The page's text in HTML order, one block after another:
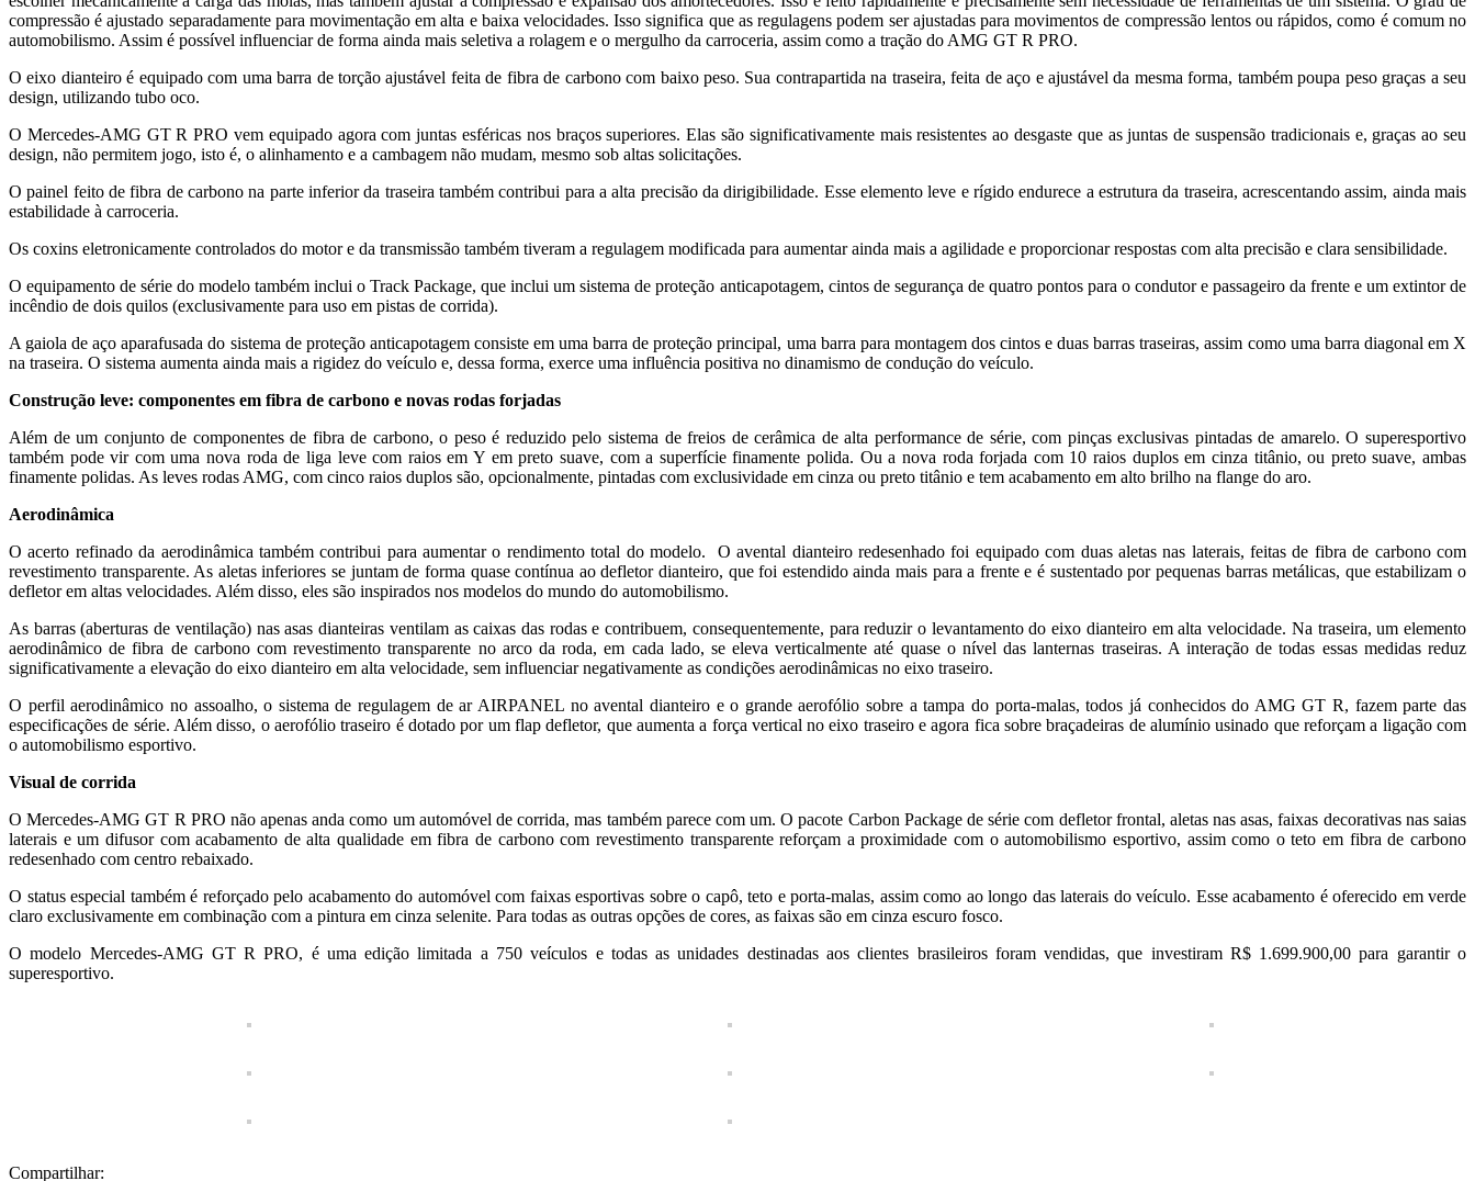
compressão é ajustado separadamente para movimentação em alta e baixa velocidades. Isso significa que as regulagens podem ser ajustadas para movimentos de compressão lentos ou rápidos, como é comum no
automobilismo. Assim é possível influenciar de forma ainda mais seletiva a rolagem e o mergulho da carroceria, assim como a tração do AMG GT R PRO.
O eixo dianteiro é equipado com uma barra de torção ajustável feita de fibra de carbono com baixo peso. Sua contrapartida na traseira, feita de aço e ajustável da mesma forma, também poupa peso graças a seu
design, utilizando tubo oco.
O Mercedes-AMG GT R PRO vem equipado agora com juntas esféricas nos braços superiores. Elas são significativamente mais resistentes ao desgaste que as juntas de suspensão tradicionais e, graças ao seu
design, não permitem jogo, isto é, o alinhamento e a cambagem não mudam, mesmo sob altas solicitações.
O painel feito de fibra de carbono na parte inferior da traseira também contribui para a alta precisão da dirigibilidade. Esse elemento leve e rígido endurece a estrutura da traseira, acrescentando assim, ainda mais
estabilidade à carroceria.
Os coxins eletronicamente controlados do motor e da transmissão também tiveram a regulagem modificada para aumentar ainda mais a agilidade e proporcionar respostas com alta precisão e clara sensibilidade.
O equipamento de série do modelo também inclui o Track Package, que inclui um sistema de proteção anticapotagem, cintos de segurança de quatro pontos para o condutor e passageiro da frente e um extintor de
incêndio de dois quilos (exclusivamente para uso em pistas de corrida).
A gaiola de aço aparafusada do sistema de proteção anticapotagem consiste em uma barra de proteção principal, uma barra para montagem dos cintos e duas barras traseiras, assim como uma barra diagonal em X
na traseira. O sistema aumenta ainda mais a rigidez do veículo e, dessa forma, exerce uma influência positiva no dinamismo de condução do veículo.
Construção leve: componentes em fibra de carbono e novas rodas forjadas
Além de um conjunto de componentes de fibra de carbono, o peso é reduzido pelo sistema de freios de cerâmica de alta performance de série, com pinças exclusivas pintadas de amarelo. O superesportivo
também pode vir com uma nova roda de liga leve com raios em Y em preto suave, com a superfície finamente polida. Ou a nova roda forjada com 10 raios duplos em cinza titânio, ou preto suave, ambas
finamente polidas. As leves rodas AMG, com cinco raios duplos são, opcionalmente, pintadas com exclusividade em cinza ou preto titânio e tem acabamento em alto brilho na flange do aro.
Aerodinâmica
O acerto refinado da aerodinâmica também contribui para aumentar o rendimento total do modelo. O avental dianteiro redesenhado foi equipado com duas aletas nas laterais, feitas de fibra de carbono com
revestimento transparente. As aletas inferiores se juntam de forma quase contínua ao defletor dianteiro, que foi estendido ainda mais para a frente e é sustentado por pequenas barras metálicas, que estabilizam o
defletor em altas velocidades. Além disso, eles são inspirados nos modelos do mundo do automobilismo.
As barras (aberturas de ventilação) nas asas dianteiras ventilam as caixas das rodas e contribuem, consequentemente, para reduzir o levantamento do eixo dianteiro em alta velocidade. Na traseira, um elemento
aerodinâmico de fibra de carbono com revestimento transparente no arco da roda, em cada lado, se eleva verticalmente até quase o nível das lanternas traseiras. A interação de todas essas medidas reduz
significativamente a elevação do eixo dianteiro em alta velocidade, sem influenciar negativamente as condições aerodinâmicas no eixo traseiro.
O perfil aerodinâmico no assoalho, o sistema de regulagem de ar AIRPANEL no avental dianteiro e o grande aerofólio sobre a tampa do porta-malas, todos já conhecidos do AMG GT R, fazem parte das
especificações de série. Além disso, o aerofólio traseiro é dotado por um flap defletor, que aumenta a força vertical no eixo traseiro e agora fica sobre braçadeiras de alumínio usinado que reforçam a ligação com
o automobilismo esportivo.
Visual de corrida
O Mercedes-AMG GT R PRO não apenas anda como um automóvel de corrida, mas também parece com um. O pacote Carbon Package de série com defletor frontal, aletas nas asas, faixas decorativas nas saias
laterais e um difusor com acabamento de alta qualidade em fibra de carbono com revestimento transparente reforçam a proximidade com o automobilismo esportivo, assim como o teto em fibra de carbono
redesenhado com centro rebaixado.
O status especial também é reforçado pelo acabamento do automóvel com faixas esportivas sobre o capô, teto e porta-malas, assim como ao longo das laterais do veículo. Esse acabamento é oferecido em verde
claro exclusivamente em combinação com a pintura em cinza selenite. Para todas as outras opções de cores, as faixas são em cinza escuro fosco.
O modelo Mercedes-AMG GT R PRO, é uma edição limitada a 750 veículos e todas as unidades destinadas aos clientes brasileiros foram vendidas, que investiram R$ 1.699.900,00 para garantir o
superesportivo.
Compartilhar: